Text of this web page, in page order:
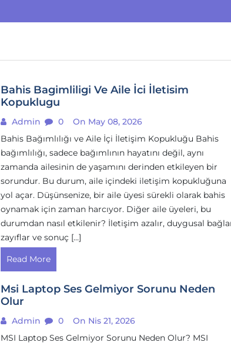
Bahis Bagimliligi Ve Aile İci İletisim
Kopuklugu
Admin 0
On May 08, 2026
Bahis Bağımlılığı ve Aile İçi İletişim Kopukluğu Bahis
bağımlılığı, sadece bağımlının hayatını değil, aynı
zamanda ailesinin de yaşamını derinden etkileyen bir
sorundur. Bu durum, aile içindeki iletişim kopukluğuna
yol açar. Düşünsenize, bir aile üyesi sürekli olarak bahis
oynamak için zaman harcıyor. Diğer aile üyeleri, bu
durumdan nasıl etkilenir? İletişim azalır, duygusal
zayıflar ve sonuç […]
Read More
Msi Laptop Ses Gelmiyor Sorunu Neden
Olur
Admin 0
On Nis 21, 2026
MSI Laptop Ses Gelmiyor Sorunu Neden Olur? MSI